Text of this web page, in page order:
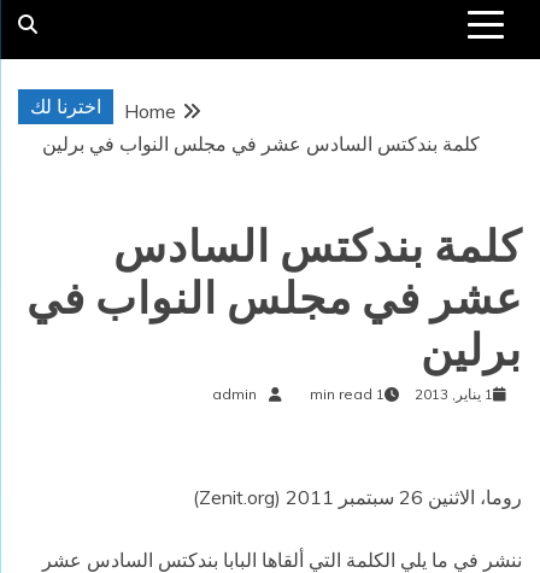
اخترنا لك
Home
كلمة بندكتس السادس عشر في مجلس النواب في برلين
كلمة بندكتس السادس
عشر في مجلس النواب في
برلين
1 يناير, 2013 1 min read
admin
روما، الاثنين 26 سبتمبر 2011 (Zenit.org)
ننشر في ما يلي الكلمة التي ألقاها البابا بندكتس السادس عشر